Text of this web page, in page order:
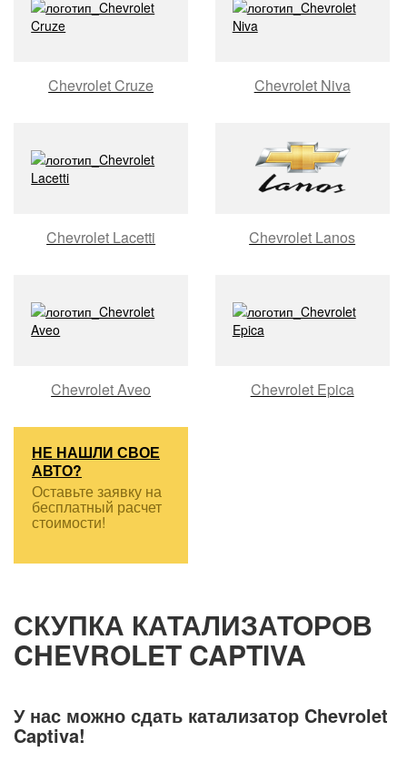
Chevrolet Cruze Chevrolet Niva
Chevrolet Lacetti Chevrolet Lanos
Chevrolet Aveo Chevrolet Epica
НЕ НАШЛИ СВОЕ
АВТО?
Оставьте заявку на
бесплатный расчет
стоимости!
СКУПКА КАТАЛИЗАТОРОВ
CHEVROLET CAPTIVA
У нас можно сдать катализатор Chevrolet
Captiva!